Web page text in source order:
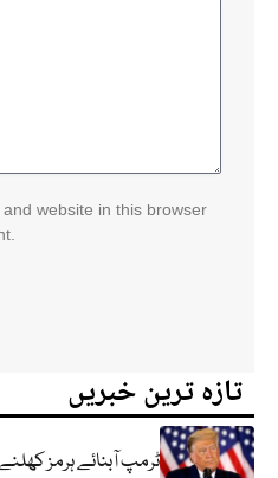
website in this browser
تازہ ترین خبریں
ٹرمپ آبنائے ہرمز